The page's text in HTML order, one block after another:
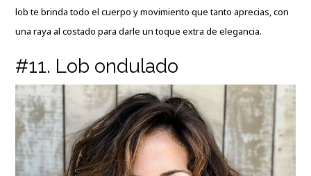
lob te brinda todo el cuerpo y movimiento que tanto aprecias, con
una raya al costado para darle un toque extra de elegancia.
#11. Lob ondulado